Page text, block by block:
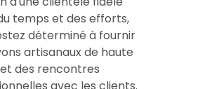
temps et des efforts,
déterminé à fournir
artisanaux de haute
des rencontres
avec les clients.